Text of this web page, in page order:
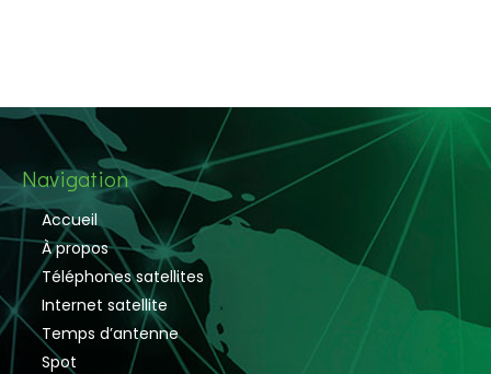
Navigation
Accueil
À propos
Téléphones satellites
Internet satellite
Temps d’antenne
Spot